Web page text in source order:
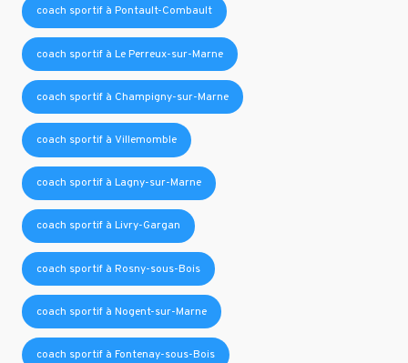
coach sportif à Pontault-Combault
coach sportif à Le Perreux-sur-Marne
coach sportif à Champigny-sur-Marne
coach sportif à Villemomble
coach sportif à Lagny-sur-Marne
coach sportif à Livry-Gargan
coach sportif à Rosny-sous-Bois
coach sportif à Nogent-sur-Marne
coach sportif à Fontenay-sous-Bois